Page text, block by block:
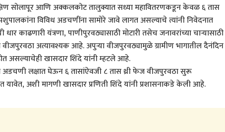
सोलापूर आणि अक्कलकोट तालुक्यात सध्या महावितरणकडून केवळ ६ तास
विविध अडचणींना सामोरे जावे लागत असल्याचे त्यांनी निवेदनात
काढणारी यंत्रणा, पाणीपुरवठ्यासाठी मोटारी तसेच जनावरांच्या चाऱ्यासाठी
अत्यावश्यक आहे. अपुऱ्या वीजपुरवठ्यामुळे ग्रामीण भागातील दैनंदिन
असल्याचेही खासदार शिंदे यांनी म्हटले आहे.
लक्षात घेऊन ६ तासांऐवजी ८ तास थ्री फेज वीजपुरवठा सुरू
यावेत, अशी मागणी खासदार प्रणिती शिंदे यांनी प्रशासनाकडे केली आहे.